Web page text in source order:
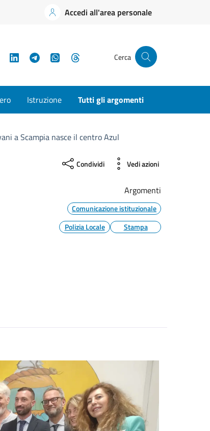
Accedi all'area personale
InstagramLinkedInTelegramWhatsApp Cerca
Istruzione Tutti gli argomenti
a Scampia nasce il centro Azul
Condividi Vedi azioni
Argomenti
Comunicazione istituzionale
Polizia Locale
Stampa